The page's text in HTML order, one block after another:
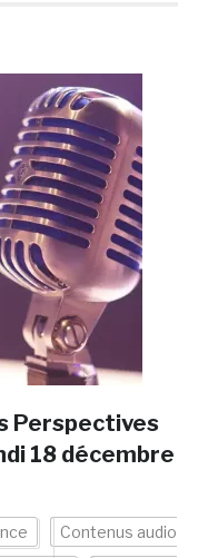
Perspectives
18 décembre
Contenus audio